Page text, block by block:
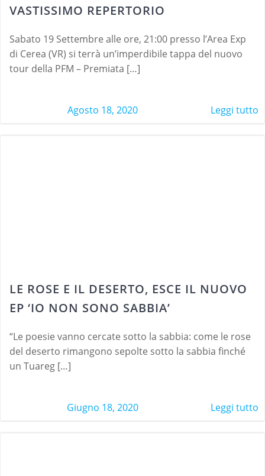
VASTISSIMO REPERTORIO
Sabato 19 Settembre alle ore, 21:00 presso l’Area Exp
di Cerea (VR) si terrà un’imperdibile tappa del nuovo
tour della PFM – Premiata […]
Agosto 18, 2020 Leggi tutto
LE ROSE E IL DESERTO, ESCE IL NUOVO
EP ‘IO NON SONO SABBIA’
“Le poesie vanno cercate sotto la sabbia: come le rose
del deserto rimangono sepolte sotto la sabbia finché
un Tuareg […]
Giugno 18, 2020 Leggi tutto